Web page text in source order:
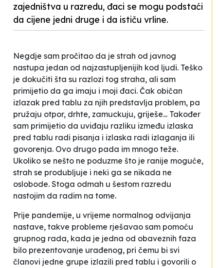
zajedništva u razredu, đaci se mogu podstaći
da cijene jedni druge i da ističu vrline.
Negdje sam pročitao da je strah od javnog
nastupa jedan od najzastupljenijih kod ljudi. Teško
je dokučiti šta su razlozi tog straha, ali sam
primijetio da ga imaju i moji đaci. Čak običan
izlazak pred tablu za njih predstavlja problem, pa
pružaju otpor, drhte, zamuckuju, griješe... Također
sam primijetio da uviđaju razliku između izlaska
pred tablu radi pisanja i izlaska radi izlaganja ili
govorenja. Ovo drugo pada im mnogo teže.
Ukoliko se nešto ne poduzme što je ranije moguće,
strah se produbljuje i neki ga se nikada ne
oslobode. Stoga odmah u šestom razredu
nastojim da radim na tome.
Prije pandemije, u vrijeme normalnog odvijanja
nastave, takve probleme rješavao sam pomoću
grupnog rada, kada je jedna od obaveznih faza
bilo prezentovanje urađenog, pri čemu bi svi
članovi jedne grupe izlazili pred tablu i govorili o